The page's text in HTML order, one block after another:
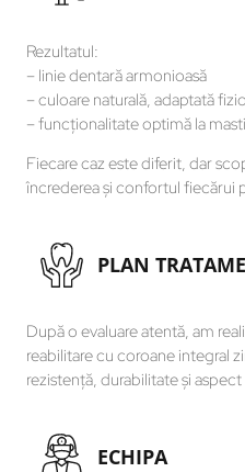
Rezultatul:
– linie dentară armonioasă
– culoare naturală, adaptată
– funcționalitate optimă la
Fiecare caz este diferit, dar
încrederea și confortul fiecărui
PLAN
După o evaluare atentă, am
reabilitare cu coroane integral
rezistență, durabilitate și aspect
ECHIPA